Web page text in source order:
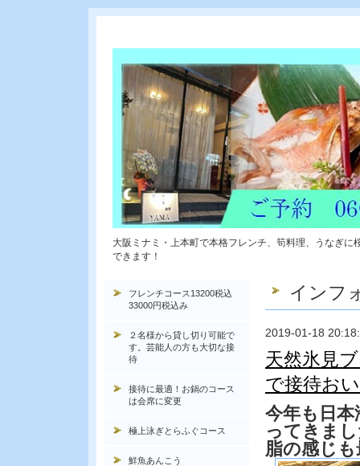
大阪ミナミ・上本町で本格フレンチ、筍料理、うなぎ
できます！
インフ
2019-01-18
天然氷見
で接待お
今年も日
ってきま
脂の感じ
フレンチコース13200税込
33000円税込み
２名様から貸し切り可能で
す。芸能人の方も大切な接
待
接待に最適！お鍋のコース
は会席に変更
極上泳ぎとらふぐコース
鮮魚あんこう